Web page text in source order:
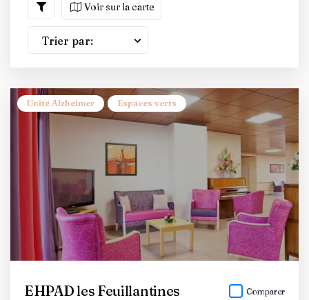
Voir sur la carte
Trier par:
Unité Alzheimer Espaces verts
EHPAD les Feuillantines Comparer